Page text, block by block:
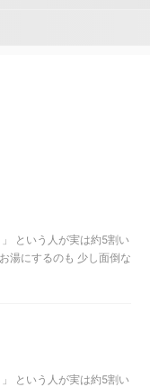
という人が実は約5割い
湯にするのも 少し面倒な
という人が実は約5割い